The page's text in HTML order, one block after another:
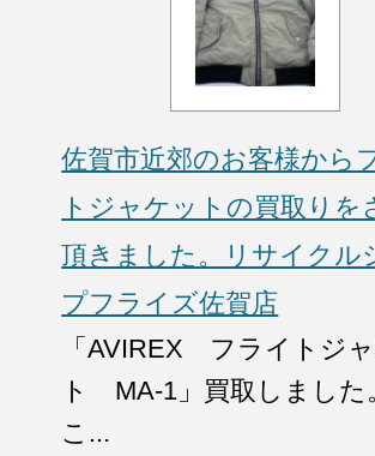
佐賀市近郊のお客様から
トジャケットの買取りを
頂きました。リサイクル
プフライズ佐賀店
「AVIREX フライトジ
ト MA-1」買取しました
こ...